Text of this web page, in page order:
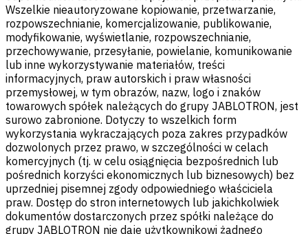
Wszelkie nieautoryzowane kopiowanie, przetwarzanie,
rozpowszechnianie, komercjalizowanie, publikowanie,
modyfikowanie, wyświetlanie, rozpowszechnianie,
przechowywanie, przesyłanie, powielanie, komunikowanie
lub inne wykorzystywanie materiałów, treści
informacyjnych, praw autorskich i praw własności
przemysłowej, w tym obrazów, nazw, logo i znaków
towarowych spółek należących do grupy JABLOTRON, jest
surowo zabronione. Dotyczy to wszelkich form
wykorzystania wykraczających poza zakres przypadków
dozwolonych przez prawo, w szczególności w celach
komercyjnych (tj. w celu osiągnięcia bezpośrednich lub
pośrednich korzyści ekonomicznych lub biznesowych) bez
uprzedniej pisemnej zgody odpowiedniego właściciela
praw. Dostęp do stron internetowych lub jakichkolwiek
dokumentów dostarczonych przez spółki należące do
grupy JABLOTRON nie daje użytkownikowi żadnego